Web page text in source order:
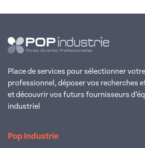
Place de services pour sélectionner
professionnel, déposer vos recherches
et découvrir vos futurs fournisseurs
industriel
Pop Industrie